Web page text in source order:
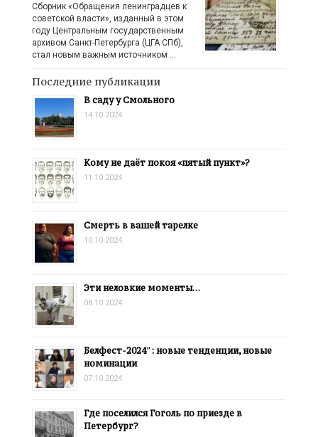
Сборник «Обращения ленинградцев к
советской власти», изданный в этом
году Центральным государственным
архивом Санкт-Петербурга (ЦГА СПб),
стал новым важным источником …
Последние публикации
В саду у Смольного
14.10.2024
Кому не даёт покоя «пятый пункт»?
11.10.2024
Смерть в вашей тарелке
10.10.2024
Эти неловкие моменты…
08.10.2024
Белфест-2024″: новые тенденции, новые
номинации
07.10.2024
Где поселился Гоголь по приезде в
Петербург?